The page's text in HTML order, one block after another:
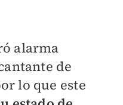
alarma
de
lo que este